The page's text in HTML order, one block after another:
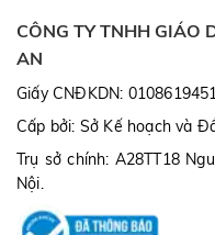
CÔNG TY TNHH GIÁO
AN
Giấy CNĐKDN: 0108619451
Cấp bởi: Sở Kế hoạch và
Trụ sở chính: A28TT18
Nội.